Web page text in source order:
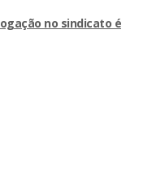
no sindicato é